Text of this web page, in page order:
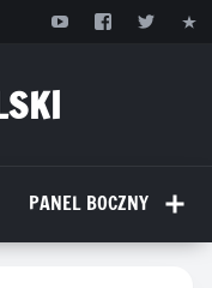
PANEL BOCZNY